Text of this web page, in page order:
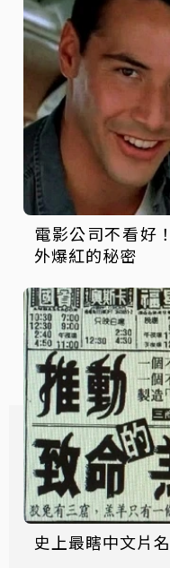
電影公司不看好
外爆紅的秘密
史上最瞎中文片